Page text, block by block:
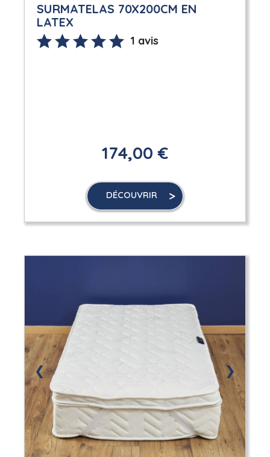
SURMATELAS 70X200CM EN
LATEX
1 avis
174,00 €
DÉCOUVRIR
❮ ❯